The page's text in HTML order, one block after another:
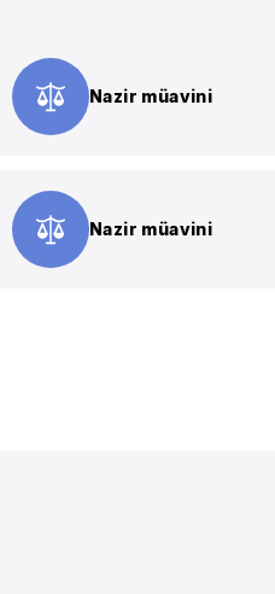
Nazir müavini
Nazir müavini